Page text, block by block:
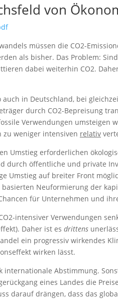
von
müssen die CO2-
als bisher. Das Problem:
dabei weiterhin CO2.
auch in Deutschland, bei
durch CO2-Bepreisung
Verwendungen umsteigen
zu weniger intensiven relativ
Umstieg erforderlichen
durch öffentliche und private
Umstieg auf breiter Front
Neuformierung der
für Unternehmen und
intensiver Verwendungen
Daher ist es drittens
ein progressiv wirkendes
wirken lässt.
internationale Abstimmung.
eines Landes die
darauf drängen, dass das